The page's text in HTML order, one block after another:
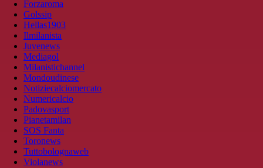
Forzaroma
Golssip
Hellas1903
Ilmilanista
Juvenews
Mediagol
Milanistichannel
Mondoudinese
Notiziecalciomercato
Numericalcio
Padovasport
Pianetamilan
SOS Fanta
Toronews
Tuttobolognaweb
Violanews